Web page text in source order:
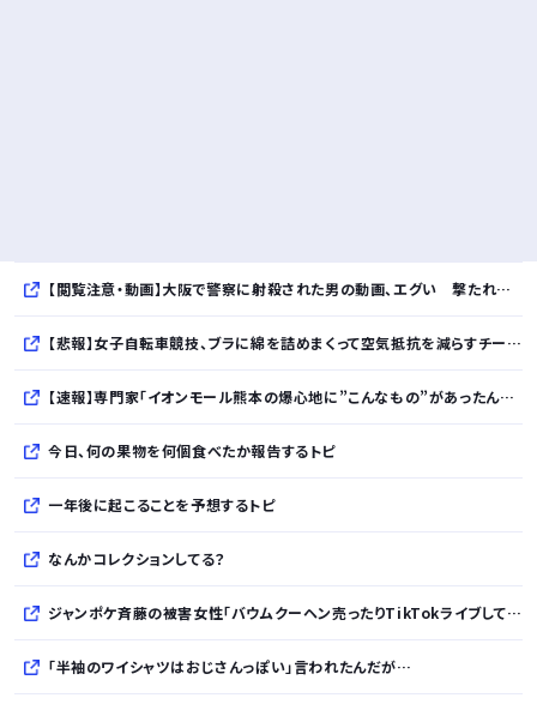
【閲覧注意・動画】大阪で警察に射殺された男の動画、エグい 撃たれてから叫びながら苦しみもがいて死ぬ
【悲報】女子自転車競技、ブラに綿を詰めまくって空気抵抗を減らすチート技が発覚ｗｗｗ
【速報】専門家「イオンモール熊本の爆心地に”こんなもの”があったんだけど…」
今日、何の果物を何個食べたか報告するトピ
一年後に起こることを予想するトピ
なんかコレクションしてる？
ジャンポケ斉藤の被害女性「バウムクーヘン売ったりTikTokライブしててムカついたから示談しなかった」
「半袖のワイシャツはおじさんっぽい」言われたんだが…